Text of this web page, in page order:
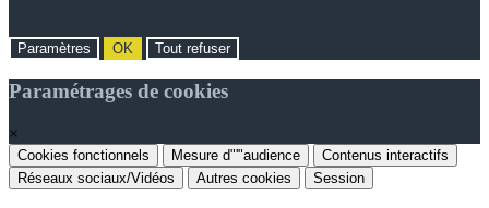
Paramètres OK Tout refuser
Paramétrages de cookies
×
Cookies fonctionnels Mesure d"'"audience
Contenus interactifs
Réseaux sociaux/Vidéos
Autres cookies Session